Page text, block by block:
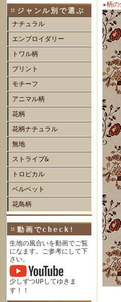
ジャンル別で選ぶ
ナチュラル
エンブロイダリー
トワル柄
プリント
モチーフ
アニマル柄
花柄
花柄ナチュラル
無地
ストライプ&
トロピカル
ベルベット
花鳥柄
動画でcheck!
生地の風合いを動画でご覧
になます。ご参考にして下
さい。
少しずつUPしてゆきま
す！！
★柄の